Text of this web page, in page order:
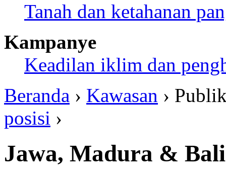
Tanah dan ketahanan
Kampanye
Keadilan iklim dan
Beranda › Kawasan ›
posisi ›
Jawa, Madura & Bali